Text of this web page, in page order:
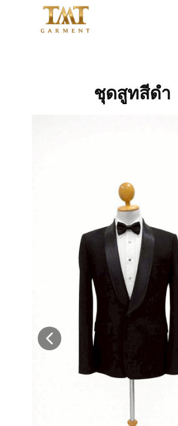
ติดต่อสอบถาม
วิธีการสั่งซื้อสินค้า
สั่งซื้อชุดสูทสำเร็จรูป
สั่งตัดชุดสูทออนไลน์
บริการให้เช่าชุดสูท
บริการแก้ไขชุดสูท
บริการซักแห้งและดูแลชุดสูท
ชุดสูทสีดำ